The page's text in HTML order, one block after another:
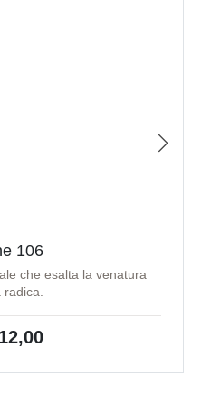
106
che esalta la venatura